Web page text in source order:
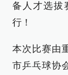
备人才选拔
行！
本次比赛由
市乒乓球协